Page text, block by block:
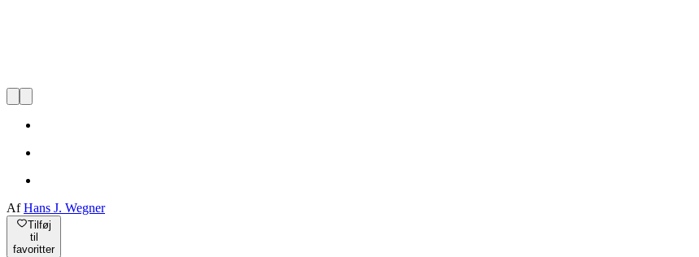
AfHans J. Wegner
Tilføj
til
favoritter